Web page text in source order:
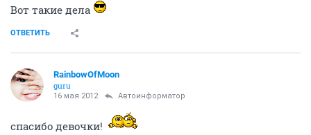
Вот такие дела
ОТВЕТИТЬ
RainbowOfMoon
guru
16 мая 2012 Автоинформатор
спасибо девочки!